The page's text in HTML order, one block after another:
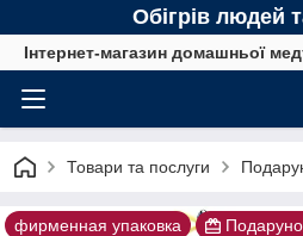
Обігрів людей
Інтернет-магазин домашньої
Товари та послуги
фирменная упаковка